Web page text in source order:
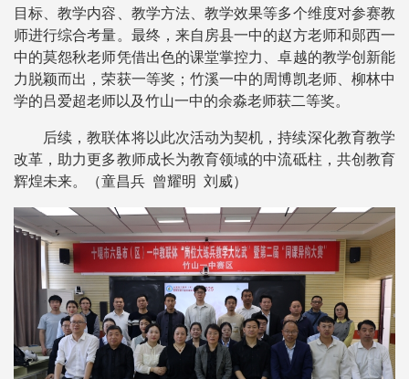
目标、教学内容、教学方法、教学效果等多个维度对参赛教
师进行综合考量。最终，来自房县一中的赵方老师和郧西一
中的莫怨秋老师凭借出色的课堂掌控力、卓越的教学创新能
力脱颖而出，荣获一等奖；竹溪一中的周博凯老师、柳林中
学的吕爱超老师以及竹山一中的余淼老师获二等奖。
后续，教联体将以此次活动为契机，持续深化教育教学
改革，助力更多教师成长为教育领域的中流砥柱，共创教育
辉煌未来。（童昌兵 曾耀明 刘威）